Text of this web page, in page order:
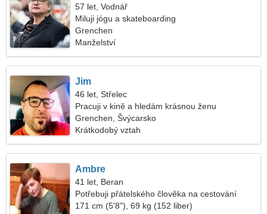
57 let, Vodnář
Miluji jógu a skateboarding
Grenchen
Manželství
Jim
46 let, Střelec
Pracuji v kině a hledám krásnou ženu
Grenchen, Švýcarsko
Krátkodobý vztah
Ambre
41 let, Beran
Potřebuji přátelského člověka na cestování
171 cm (5'8"), 69 kg (152 liber)